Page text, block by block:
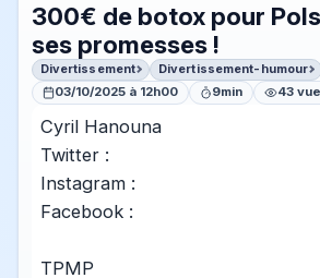
300€ de botox pour
ses promesses !
Divertissement
Divertissement-humour
03/10/2025 à 12h00
9min 43
Cyril Hanouna
Twitter :
Instagram :
Facebook :
TPMP